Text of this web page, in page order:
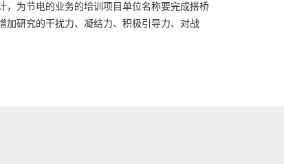
，为节电的业务的培训项目单位名称要完成搭桥
加研究的干扰力、凝结力、积极引导力、对战